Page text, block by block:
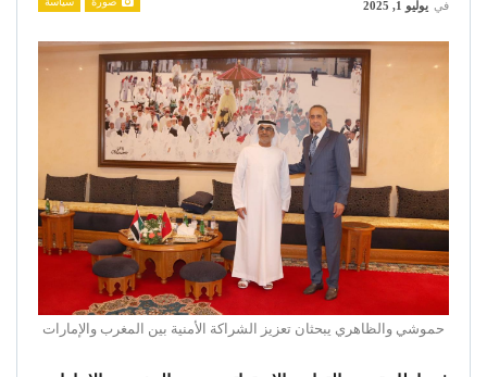
في يوليو 1, 2025
حموشي والظاهري يبحثان تعزيز الشراكة الأمنية بين المغرب والإمارات